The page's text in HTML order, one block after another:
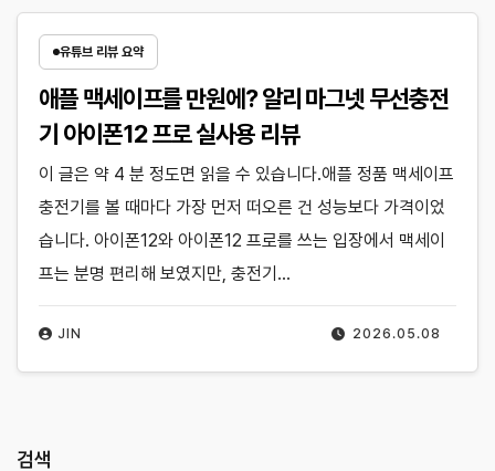
유튜브 리뷰 요약
애플 맥세이프를 만원에? 알리 마그넷 무선충전
기 아이폰12 프로 실사용 리뷰
2026.05.08
JIN
이 글은 약 4 분 정도면 읽을 수 있습니다.애플 정품 맥세이프
충전기를 볼 때마다 가장 먼저 떠오른 건 성능보다 가격이었
습니다. 아이폰12와 아이폰12 프로를 쓰는 입장에서 맥세이
프는 분명 편리해 보였지만, 충전기…
검색